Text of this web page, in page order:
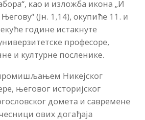
као и изложба икона „И
(Јн. 1,14), окупиће 11. и
године истакнуте
професоре,
и културне посленике.
Никејског
његовог историјског
домета и савремене
ових догађаја